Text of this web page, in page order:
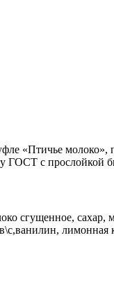
«Птичье молоко»,
ГОСТ с прослойкой
сгущенное, сахар,
лимонная